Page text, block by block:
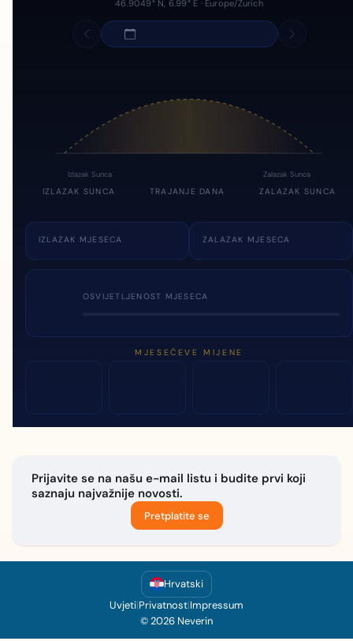
46.9049° N, 6.99° E · Europe/Zurich
Izlazak Sunca Zalazak Sunca
IZLAZAK SUNCA TRAJANJE DANA ZALAZAK SUNCA
IZLAZAK MJESECA ZALAZAK MJESECA
OSVIJETLJENOST MJESECA
MJESEČEVE MIJENE
Prijavite se na našu e-mail listu i budite prvi koji
saznaju najvažnije novosti.
Pretplatite se
Hrvatski
Uvjeti|Privatnost|Impressum
© 2026 Neverin